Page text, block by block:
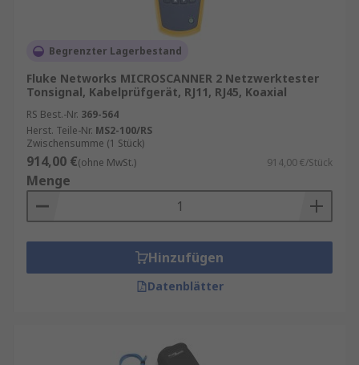
Begrenzter Lagerbestand
Fluke Networks MICROSCANNER 2 Netzwerktester
Tonsignal, Kabelprüfgerät, RJ11, RJ45, Koaxial
RS Best.-Nr. 369-564
Herst. Teile-Nr. MS2-100/RS
Zwischensumme (1 Stück)
914,00 €(ohne MwSt.) 914,00 €/Stück
Menge
Hinzufügen
Datenblätter